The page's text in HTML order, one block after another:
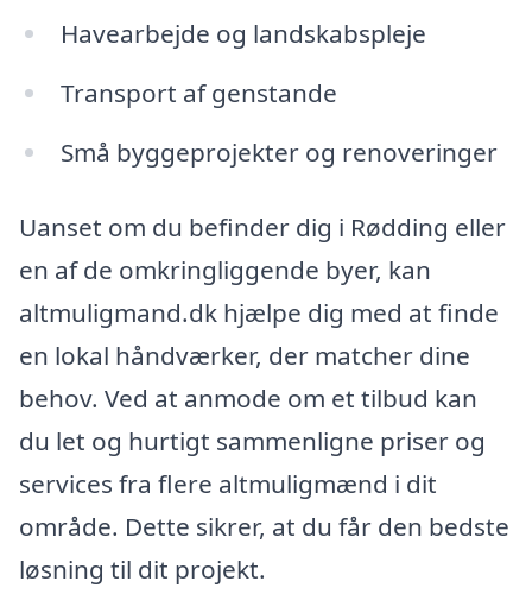
Havearbejde og landskabspleje
Transport af genstande
Små byggeprojekter og renoveringer
Uanset om du befinder dig i Rødding eller
en af de omkringliggende byer, kan
altmuligmand.dk hjælpe dig med at finde
en lokal håndværker, der matcher dine
behov. Ved at anmode om et tilbud kan
du let og hurtigt sammenligne priser og
services fra flere altmuligmænd i dit
område. Dette sikrer, at du får den bedste
løsning til dit projekt.